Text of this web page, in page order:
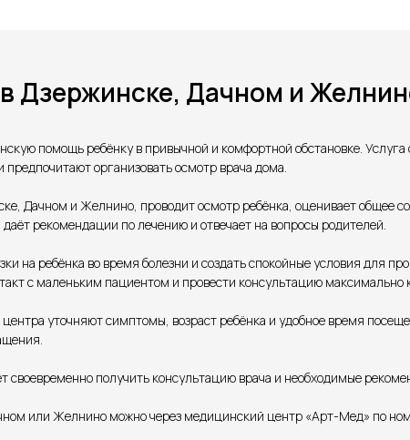
Дзержинске, Дачном и
помощь ребёнку в привычной и комфортной обстановке. Услуга
организовать осмотр врача дома.
Дачном и Желнино, проводит осмотр ребёнка, оценивает общее
рекомендации по лечению и отвечает на вопросы родителей.
на ребёнка во время болезни и создать спокойные условия для
с маленьким пациентом и провести консультацию максимально
уточняют симптомы, возраст ребёнка и удобное время
своевременно получить консультацию врача и необходимые
или Желнино можно через медицинский центр «Арт-Мед» по